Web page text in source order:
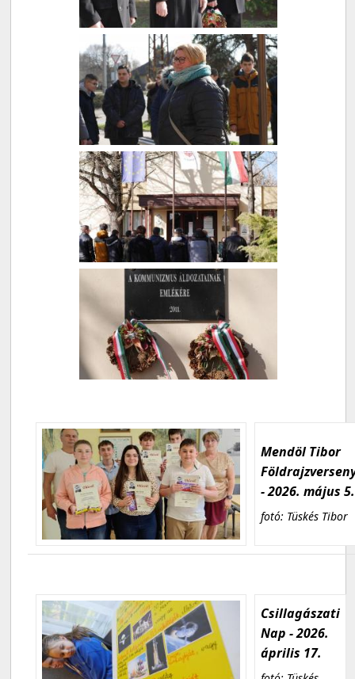
Mendöl Tibor
- 2026. május 5.
fotó: Tüskés Tibor
Csillagászati
Nap - 2026.
április 17.